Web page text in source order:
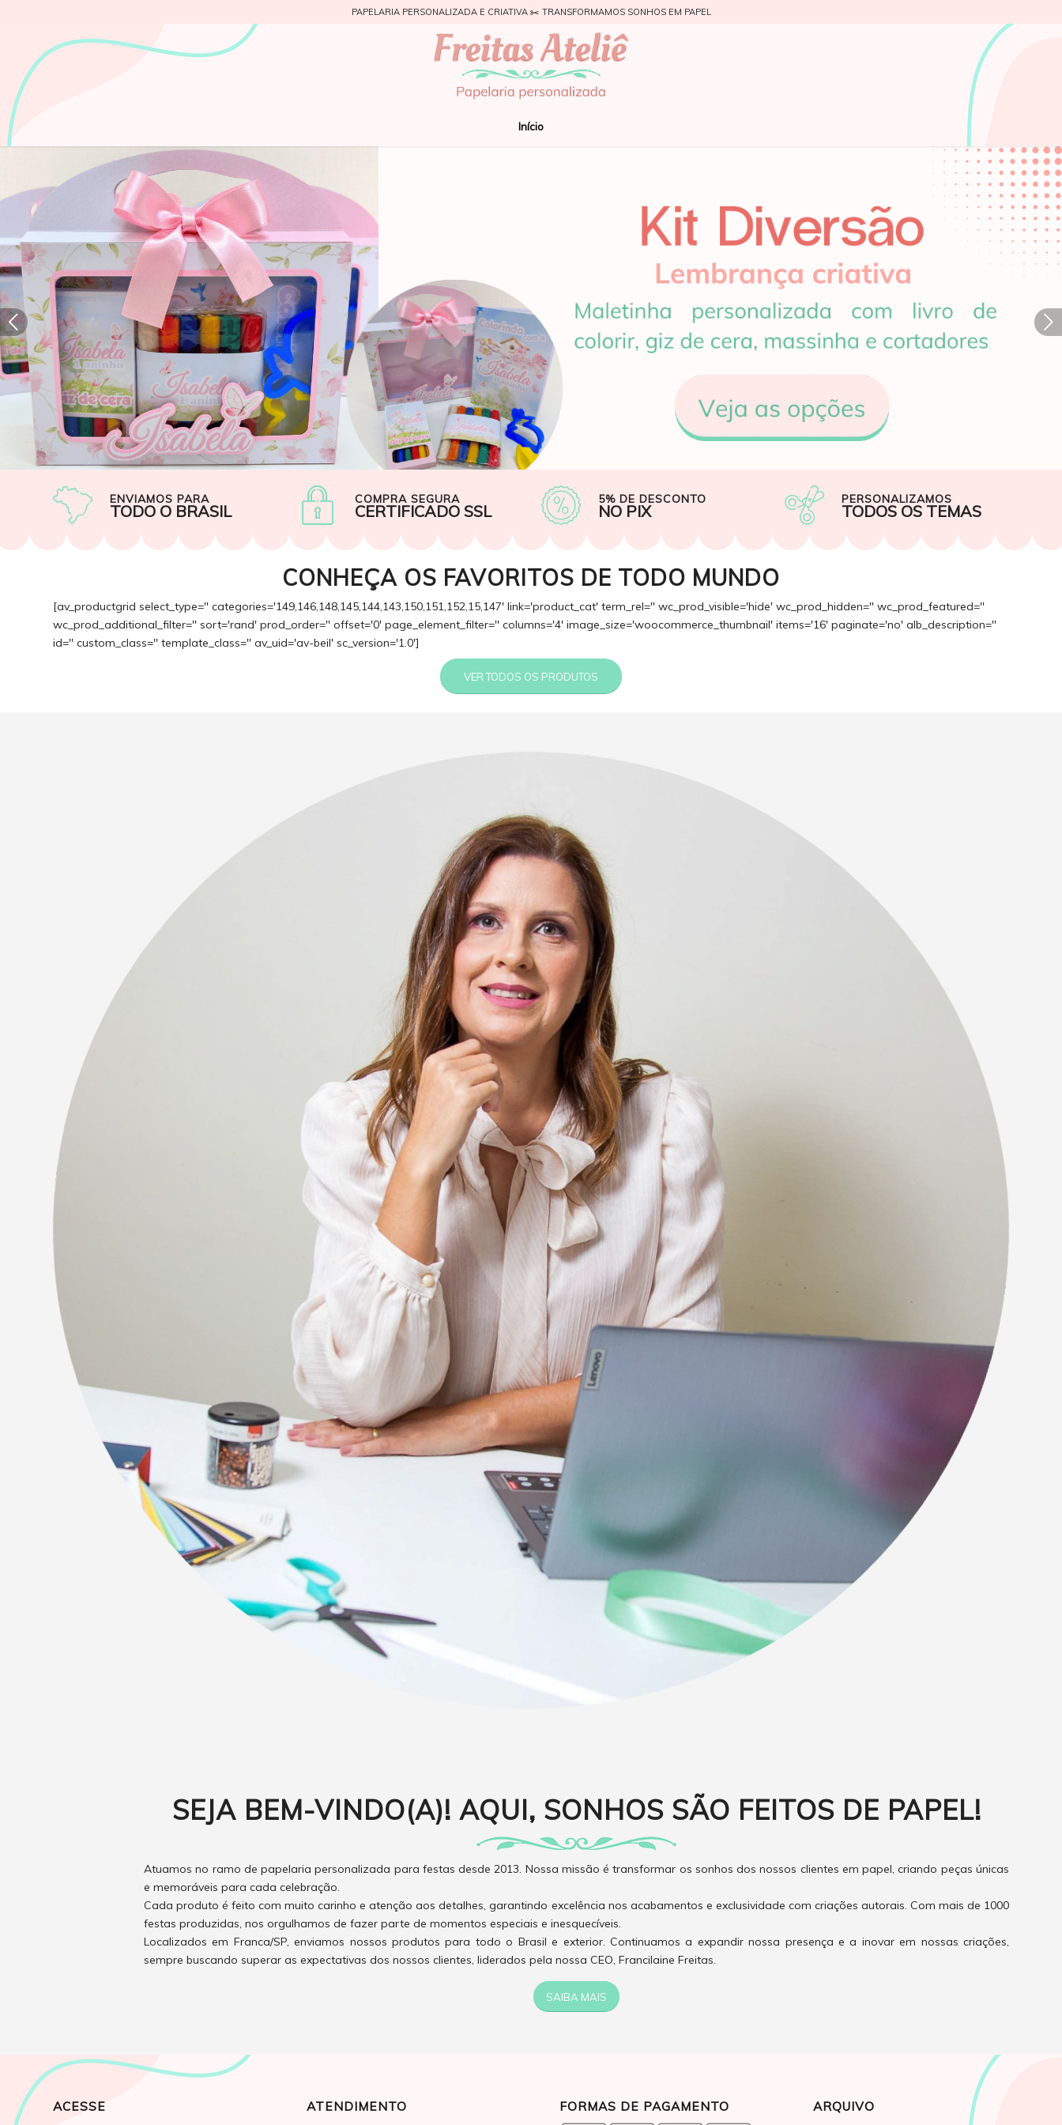
PAPELARIA PERSONALIZADA E CRIATIVA ✂️ TRANSFORMAMOS SONHOS EM PAPEL
Início
Próximo
ENVIAMOS PARA
TODO O BRASIL
COMPRA SEGURA
CERTIFICADO SSL
5% DE DESCONTO
NO PIX
PERSONALIZAMOS
TODOS OS TEMAS
CONHEÇA OS FAVORITOS DE TODO MUNDO
[av_productgrid select_type='' categories='149,146,148,145,144,143,150,151,152,15,147' link='product_cat' term_rel='' wc_prod_visible='hide' wc_prod_hidden='' wc_prod_featured=''
wc_prod_additional_filter='' sort='rand' prod_order='' offset='0' page_element_filter='' columns='4' image_size='woocommerce_thumbnail' items='16' paginate='no' alb_description=''
id='' custom_class='' template_class='' av_uid='av-beil' sc_version='1.0']
VER TODOS OS PRODUTOS
SEJA BEM-VINDO(A)! AQUI, SONHOS SÃO FEITOS DE PAPEL!
Atuamos no ramo de papelaria personalizada para festas desde 2013. Nossa missão é transformar os sonhos dos nossos clientes em papel, criando peças únicas
e memoráveis para cada celebração.
Cada produto é feito com muito carinho e atenção aos detalhes, garantindo excelência nos acabamentos e exclusividade com criações autorais. Com mais de 1000
festas produzidas, nos orgulhamos de fazer parte de momentos especiais e inesquecíveis.
Localizados em Franca/SP, enviamos nossos produtos para todo o Brasil e exterior. Continuamos a expandir nossa presença e a inovar em nossas criações,
sempre buscando superar as expectativas dos nossos clientes, liderados pela nossa CEO, Francilaine Freitas.
SAIBA MAIS
ACESSE ATENDIMENTO FORMAS DE PAGAMENTO ARQUIVO